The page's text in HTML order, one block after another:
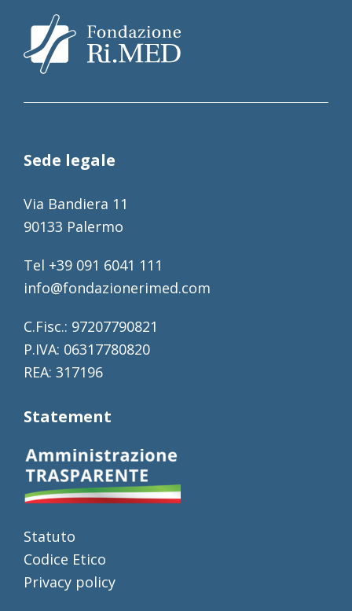
Sede legale
Via Bandiera 11
90133 Palermo
Tel +39 091 6041 111
info@fondazionerimed.com
C.Fisc.: 97207790821
P.IVA: 06317780820
REA: 317196
Statement
Statuto
Codice Etico
Privacy policy